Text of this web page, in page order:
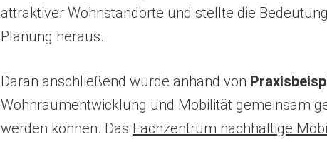
attraktiver Wohnstandorte und stellte die
Planung heraus.
Daran anschließend wurde anhand von
Wohnraumentwicklung und Mobilität gemeinsam
werden können. Das Fachzentrum nachhaltige